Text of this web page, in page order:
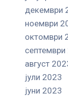
декември
ноември
октомври
август
јули 2023
јуни 2023